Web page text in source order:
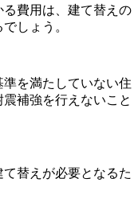
費用は、建て替えの
しょう。
を満たしていない住
補強を行えないこと
替えが必要となるた